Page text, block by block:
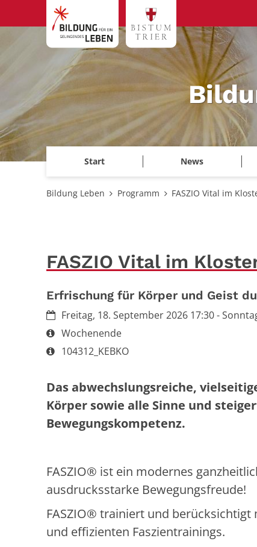
Zum Inhalt springen
Start News
Bildung Leben Programm FASZIO Vital im
FASZIO Vital im
Erfrischung für Körper und Geist
Datum:Freitag, 18. September 2026 17:30 -
Art bzw. Nummer:
Wochenende
Art bzw. Nummer:
104312_KEBKO
Das abwechslungsreiche,
Körper sowie alle Sinne und
Bewegungskompetenz.
FASZIO® ist ein modernes
ausdrucksstarke Bewegungsfreude!
FASZIO® trainiert und berücksichtigt
und effizienten Faszientrainings.